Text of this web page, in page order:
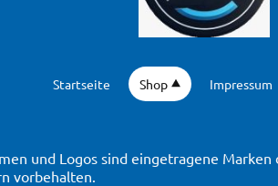
Startseite Shop Impressum
und Logos sind eingetragene
vorbehalten.